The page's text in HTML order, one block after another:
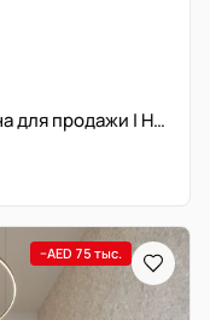
Полный вид на JVT и Марину | Цена для продажи | Наличный расчет
−AED 75 тыс.